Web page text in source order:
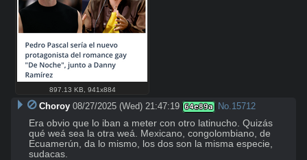
897.13 KB, 941x884
Choroy 08/27/2025 (Wed) 21:47:19 64e89a No. 15712
Era obvio que lo iban a meter con otro latinucho. Quizás
qué weá sea la otra weá. Mexicano, congolombiano, de
Ecuamerún, da lo mismo, los dos son la misma especie,
sudacas.